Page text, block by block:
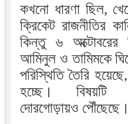
কখনো ধারণা ছিল,
ক্রিকেট রাজনীতির
কিন্তু ৬ অক্টোবরের
আমিনুল ও তামিমকে
পরিস্থিতি তৈরি
হচ্ছে। বিষয়টি
দোরগোড়ায়ও পৌঁছেছে।